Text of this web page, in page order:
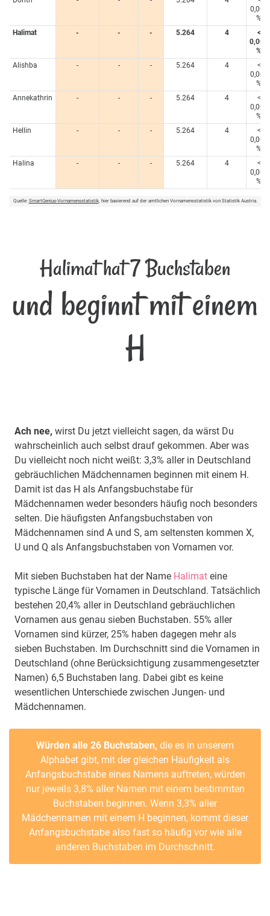
0,005
%
Halimat
- - - 5.264 4
<
0,005
%
Alishba
- - - 5.264 4
<
0,005
%
Annekathrin
- - - 5.264 4
<
0,005
%
Hellin
- - - 5.264 4
<
0,005
%
Halina
- - - 5.264 4
<
0,005
%
Quelle: SmartGenius-Vornamensstatistik, hier basierend auf der amtlichen Vornamensstatistik von Statistik Austria.
Halimat hat 7 Buchstaben
und beginnt mit einem
H
Ach nee, wirst Du jetzt vielleicht sagen, da wärst Du
wahrscheinlich auch selbst drauf gekommen. Aber was
Du vielleicht noch nicht weißt: 3,3% aller in Deutschland
gebräuchlichen Mädchennamen beginnen mit einem H.
Damit ist das H als Anfangsbuchstabe für
Mädchennamen weder besonders häufig noch besonders
selten. Die häufigsten Anfangsbuchstaben von
Mädchennamen sind A und S, am seltensten kommen X,
U und Q als Anfangsbuchstaben von Vornamen vor.
Mit sieben Buchstaben hat der Name Halimat eine
typische Länge für Vornamen in Deutschland. Tatsächlich
bestehen 20,4% aller in Deutschland gebräuchlichen
Vornamen aus genau sieben Buchstaben. 55% aller
Vornamen sind kürzer, 25% haben dagegen mehr als
sieben Buchstaben. Im Durchschnitt sind die Vornamen in
Deutschland (ohne Berücksichtigung zusammengesetzter
Namen) 6,5 Buchstaben lang. Dabei gibt es keine
wesentlichen Unterschiede zwischen Jungen- und
Mädchennamen.
Würden alle 26 Buchstaben, die es in unserem
Alphabet gibt, mit der gleichen Häufigkeit als
Anfangsbuchstabe eines Namens auftreten, würden
nur jeweils 3,8% aller Namen mit einem bestimmten
Buchstaben beginnen. Wenn 3,3% aller
Mädchennamen mit einem H beginnen, kommt dieser
Anfangsbuchstabe also fast so häufig vor wie alle
anderen Buchstaben im Durchschnitt.